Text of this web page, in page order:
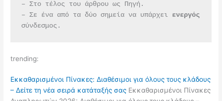
– Στο τέλος του άρθρου ως Πηγή.
– Σε ένα από τα δύο σημεία να υπάρχει
ενεργός
σύνδεσμος.
trending:
Εκκαθαρισμένοι Πίνακες: Διαθέσιμοι για όλους τους κλάδους
– Δείτε τη νέα σειρά κατάταξής σας Εκκαθαρισμένοι Πίνακες